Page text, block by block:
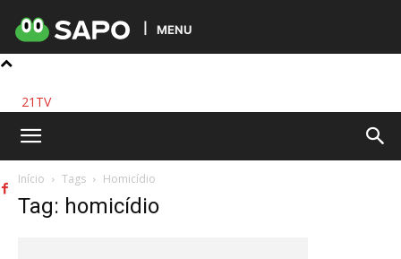
MENU
21TV
Início Tags Homicídio
Tag: homicídio